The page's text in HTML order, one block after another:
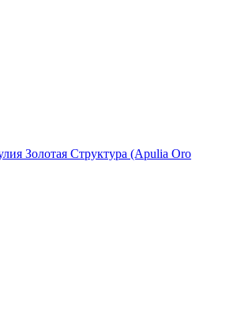
Золотая Структура (Apulia Oro